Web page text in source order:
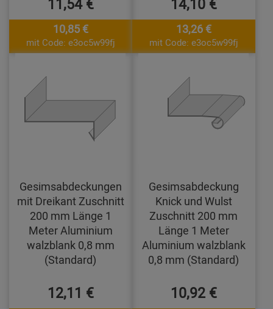
10,85 €
mit Code: e3oc5w99fj
13,26 €
mit Code: e3oc5w99fj
Gesimsabdeckungen
mit Dreikant Zuschnitt
200 mm Länge 1
Meter Aluminium
walzblank 0,8 mm
(Standard)
12,11 €
Gesimsabdeckung
Knick und Wulst
Zuschnitt 200 mm
Länge 1 Meter
Aluminium walzblank
0,8 mm (Standard)
10,92 €